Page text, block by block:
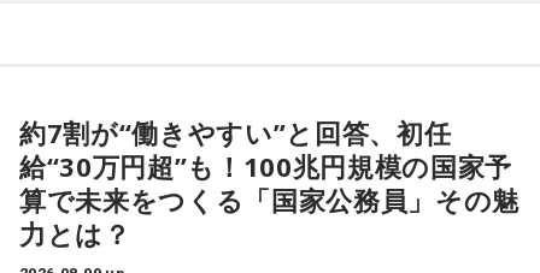
私はある男性と4年前に職場で出会いました。男性は私の1つ
上で、高校教師です。とてもひょうきんな方で、話している
と楽しくて、すぐに仲良くなりました。ただ、男女関係はな
く、3年半以上、毎日LINEをしたり、仕事後にご飯に行った
り、海に行ったり、お花見をしたり、蛍を見に行ったりと、
楽しい時間を過ごしていました。
約7割が“働きやすい”と回答、初任
給“30万円超”も！100兆円規模の国家予
算で未来をつくる「国家公務員」その魅
力とは？